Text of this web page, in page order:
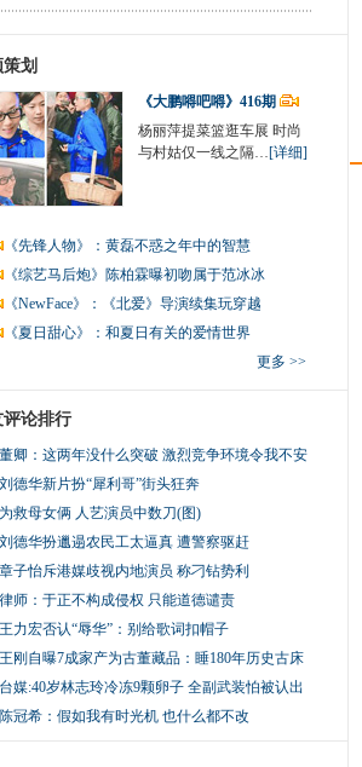
划
《大鹏嘚吧嘚》416期
杨丽萍提菜篮逛车展 时尚
与村姑仅一线之隔…[详细]
《先锋人物》：黄磊不惑之年中的智慧
《综艺马后炮》陈柏霖曝初吻属于范冰冰
《NewFace》：《北爱》导演续集玩穿越
《夏日甜心》：和夏日有关的爱情世界
更多 >>
评论排行
董卿：这两年没什么突破 激烈竞争环境令我不安
刘德华新片扮“犀利哥”街头狂奔
为救母女俩 人艺演员中数刀(图)
刘德华扮邋遢农民工太逼真 遭警察驱赶
章子怡斥港媒歧视内地演员 称刁钻势利
律师：于正不构成侵权 只能道德谴责
王力宏否认“辱华”：别给歌词扣帽子
王刚自曝7成家产为古董藏品：睡180年历史古床
台媒:40岁林志玲冷冻9颗卵子 全副武装怕被认出
陈冠希：假如我有时光机 也什么都不改